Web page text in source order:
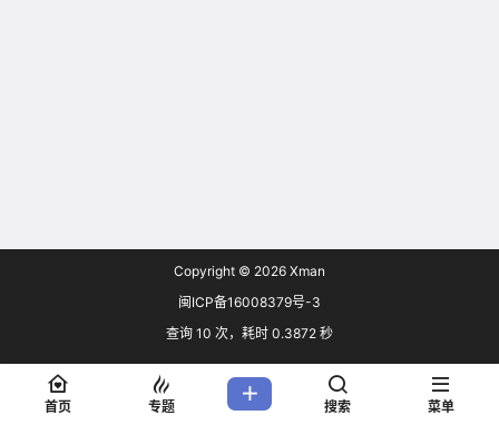
Copyright © 2026 Xman
闽ICP备16008379号-3
查询 10 次，耗时 0.3872 秒
首页 专题 搜索 菜单